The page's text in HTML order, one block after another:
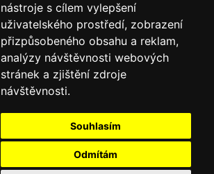
nástroje s cílem vylepšení
uživatelského prostředí, zobrazení
přizpůsobeného obsahu a reklam,
analýzy návštěvnosti webových
stránek a zjištění zdroje
návštěvnosti.
Souhlasím
Odmítám